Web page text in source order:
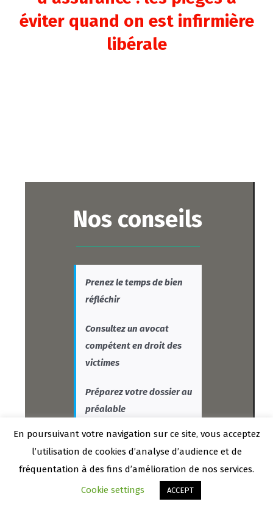
éviter quand on est infirmière
libérale
Nos conseils
Prenez le temps de bien
réfléchir
Consultez un avocat
compétent en droit des
victimes
Préparez votre dossier au
préalable
Gardez à l’esprit qu’il faut
toujours anticiper
En poursuivant votre navigation sur ce site, vous acceptez
l’utilisation de cookies d’analyse d’audience et de
fréquentation à des fins d’amélioration de nos services.
Cookie settings
ACCEPT
Appeler le cabinet Être rappelé